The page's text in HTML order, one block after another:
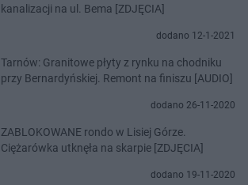
kanalizacji na ul. Bema [ZDJĘCIA]
dodano 12-1-2021
Tarnów: Granitowe płyty z rynku na chodniku
przy Bernardyńskiej. Remont na finiszu [AUDIO]
dodano 26-11-2020
ZABLOKOWANE rondo w Lisiej Górze.
Ciężarówka utknęła na skarpie [ZDJĘCIA]
dodano 19-11-2020